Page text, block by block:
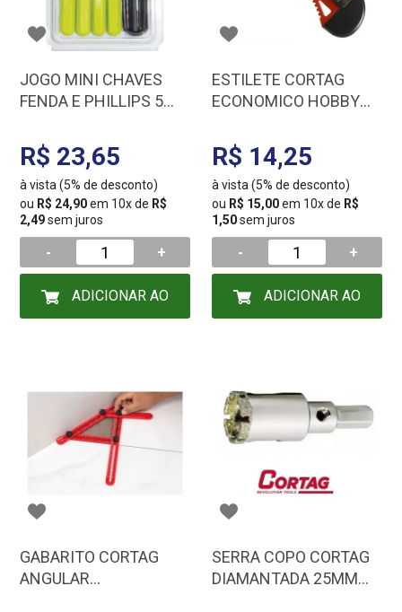
JOGO MINI CHAVES
FENDA E PHILLIPS 5
R$ 23,65
à vista (5% de desconto)
ou R$ 24,90em 10x de R$
2,49sem juros
- +
ESTILETE CORTAG
ECONOMICO HOBBY
R$ 14,25
à vista (5% de desconto)
ou R$ 15,00em 10x de R$
1,50sem juros
- +
GABARITO CORTAG
ANGULAR
SERRA COPO CORTAG
DIAMANTADA 25MM